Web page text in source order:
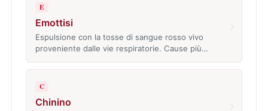
E
Emottisi
Espulsione con la tosse di sangue rosso vivo
proveniente dalle vie respiratorie. Cause più…
C
Chinino